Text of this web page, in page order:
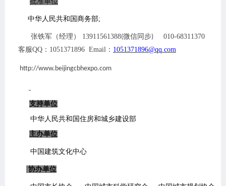
中华人民共和国商务部;
张铁军（经理） 13911561388(微信同步)
010-68311370
客服QQ：1051371896 Email： 1051371896@qq.com
http://www.beijingcbhexpo.com
支持单位
中华人民共和国住房和城乡建设部
主办单位
中国建筑文化中心
协办单位